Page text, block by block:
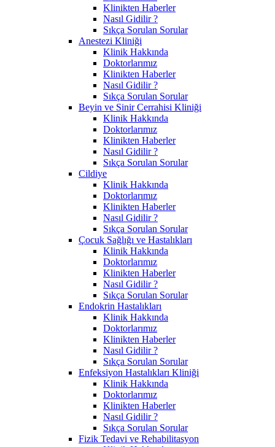
Klinikten Haberler
Nasıl Gidilir ?
Sıkça Sorulan Sorular
Anestezi Kliniği
Klinik Hakkında
Doktorlarımız
Klinikten Haberler
Nasıl Gidilir ?
Sıkça Sorulan Sorular
Beyin ve Sinir Cerrahisi Kliniği
Klinik Hakkında
Doktorlarımız
Klinikten Haberler
Nasıl Gidilir ?
Sıkça Sorulan Sorular
Cildiye
Klinik Hakkında
Doktorlarımız
Klinikten Haberler
Nasıl Gidilir ?
Sıkça Sorulan Sorular
Çocuk Sağlığı ve Hastalıkları
Klinik Hakkında
Doktorlarımız
Klinikten Haberler
Nasıl Gidilir ?
Sıkça Sorulan Sorular
Endokrin Hastalıkları
Klinik Hakkında
Doktorlarımız
Klinikten Haberler
Nasıl Gidilir ?
Sıkça Sorulan Sorular
Enfeksiyon Hastalıkları Kliniği
Klinik Hakkında
Doktorlarımız
Klinikten Haberler
Nasıl Gidilir ?
Sıkça Sorulan Sorular
Fizik Tedavi ve Rehabilitasyon